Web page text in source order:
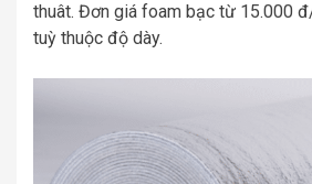
thuât. Đơn giá foam bạc từ 15.000
tuỳ thuộc độ dày.